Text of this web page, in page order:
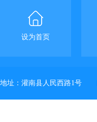
设为首页
地址：灌南县人民西路1号